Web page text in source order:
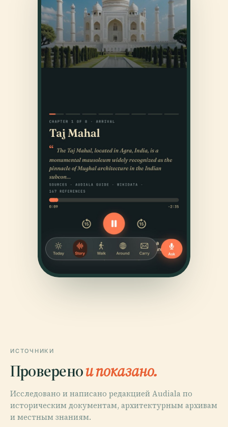
ИСТОЧНИКИ
Проверенои показано.
Исследовано и написано редакцией Audiala по
историческим документам, архитектурным архивам
и местным знаниям.